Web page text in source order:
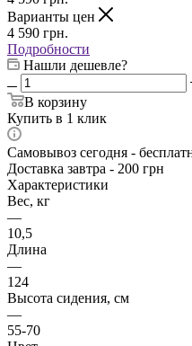
Варианты цен
4 590 грн.
Подробности
Нашли дешевле?
В корзину
Купить в 1 клик
Самовывоз сегодня -
Доставка завтра - 200 грн
Характеристики
Вес, кг
—
10,5
Длина
—
124
Высота сидения, см
—
55-70